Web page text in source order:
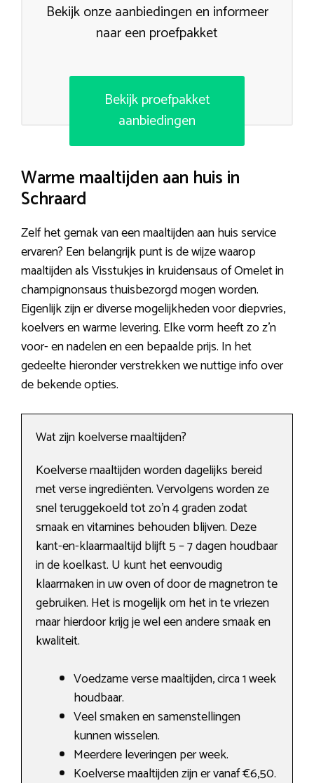
Bekijk onze aanbiedingen en informeer
naar een proefpakket
Bekijk proefpakket
aanbiedingen
Warme maaltijden aan huis in
Schraard
Zelf het gemak van een maaltijden aan huis service
ervaren? Een belangrijk punt is de wijze waarop
maaltijden als Visstukjes in kruidensaus of Omelet in
champignonsaus thuisbezorgd mogen worden.
Eigenlijk zijn er diverse mogelijkheden voor diepvries,
koelvers en warme levering. Elke vorm heeft zo z’n
voor- en nadelen en een bepaalde prijs. In het
gedeelte hieronder verstrekken we nuttige info over
de bekende opties.
Wat zijn koelverse maaltijden?
Koelverse maaltijden worden dagelijks bereid
met verse ingrediënten. Vervolgens worden ze
snel teruggekoeld tot zo’n 4 graden zodat
smaak en vitamines behouden blijven. Deze
kant-en-klaarmaaltijd blijft 5 – 7 dagen houdbaar
in de koelkast. U kunt het eenvoudig
klaarmaken in uw oven of door de magnetron te
gebruiken. Het is mogelijk om het in te vriezen
maar hierdoor krijg je wel een andere smaak en
kwaliteit.
Voedzame verse maaltijden, circa 1 week
houdbaar.
Veel smaken en samenstellingen
kunnen wisselen.
Meerdere leveringen per week.
Koelverse maaltijden zijn er vanaf €6,50.